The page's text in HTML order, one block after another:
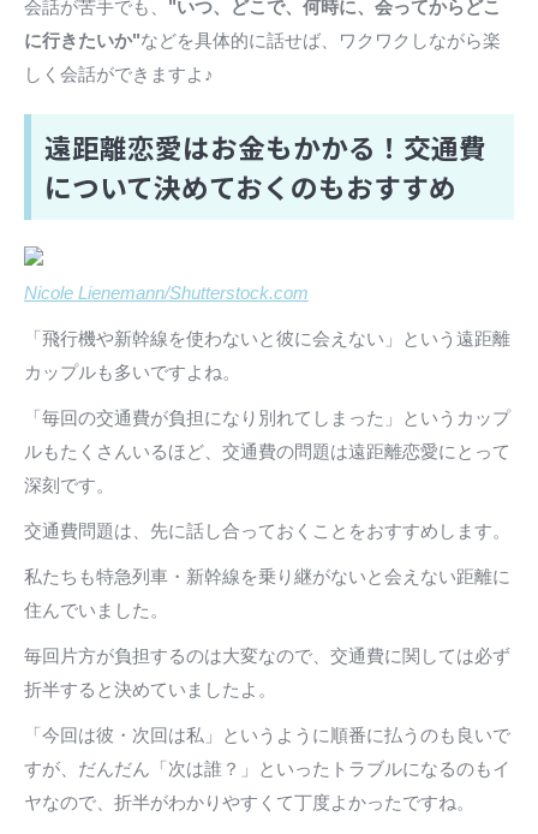
会話が苦手でも、 "いつ、どこで、何時に、会ってからどこ
に行きたいか"などを具体的に話せば、ワクワクしながら楽
しく会話ができますよ♪
遠距離恋愛はお金もかかる！交通費
について決めておくのもおすすめ
Nicole Lienemann/Shutterstock.com
「飛行機や新幹線を使わないと彼に会えない」という遠距離
カップルも多いですよね。
「毎回の交通費が負担になり別れてしまった」というカップ
ルもたくさんいるほど、交通費の問題は遠距離恋愛にとって
深刻です。
交通費問題は、先に話し合っておくことをおすすめします。
私たちも特急列車・新幹線を乗り継がないと会えない距離に
住んでいました。
毎回片方が負担するのは大変なので、交通費に関しては必ず
折半すると決めていましたよ。
「今回は彼・次回は私」というように順番に払うのも良いで
すが、だんだん「次は誰？」といったトラブルになるのもイ
ヤなので、折半がわかりやすくて丁度よかったですね。